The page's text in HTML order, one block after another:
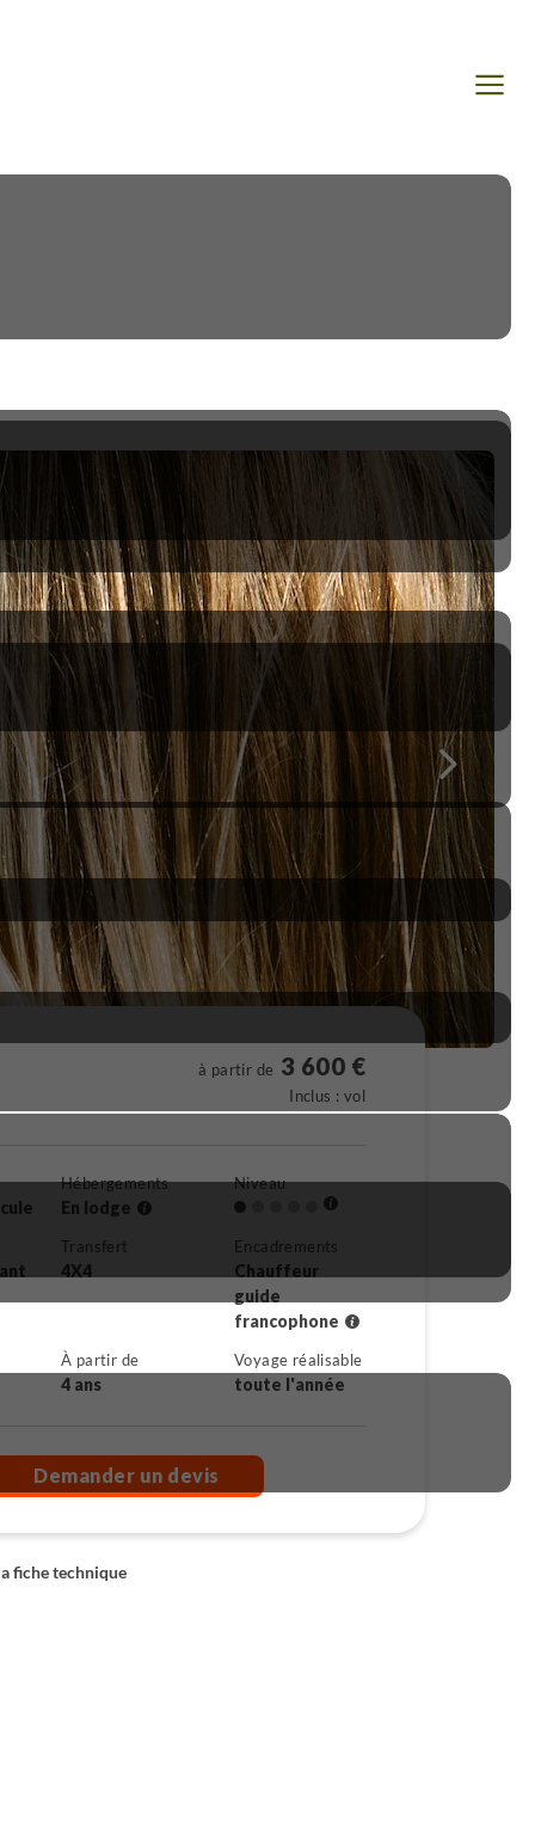
à partir de 3 600 €
Inclus : vol
Hébergements
En lodge
Niveau
Transfert
4X4
Encadrements
Chauffeur
guide
francophone
À partir de
4 ans
Voyage réalisable
toute l'année
Demander un devis
fiche technique